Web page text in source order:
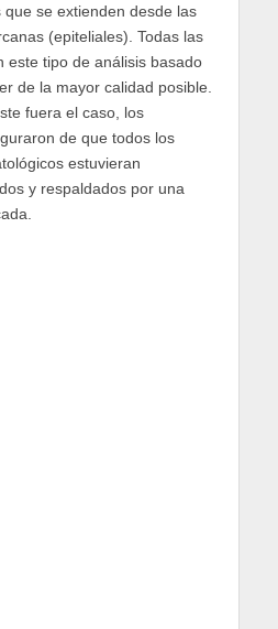
se extienden desde las
(epiteliales). Todas las
este tipo de análisis basado
de la mayor calidad posible.
fuera el caso, los
de que todos los
estuvieran
y respaldados por una